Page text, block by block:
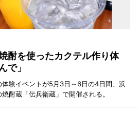
酎を使ったカクテル作り体
で」
験イベントが5月3日～6日の4日間、浜
酎蔵「伝兵衛蔵」で開催される。